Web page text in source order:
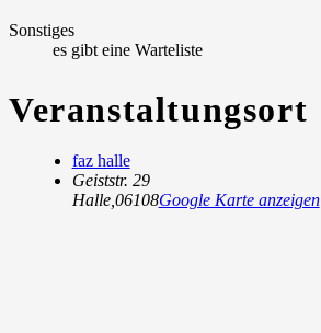
Sonstiges
es gibt eine Warteliste
Veranstaltungsort
faz halle
Geiststr. 29
Halle, 06108Google Karte anzeigen